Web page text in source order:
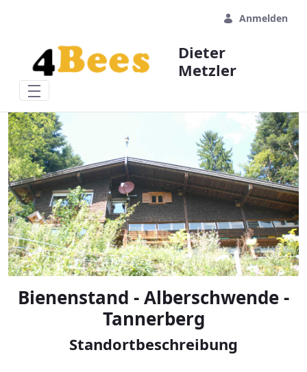
Anmelden
Dieter
Metzler
Bienenstand - Alberschwende -
Tannerberg
Standortbeschreibung